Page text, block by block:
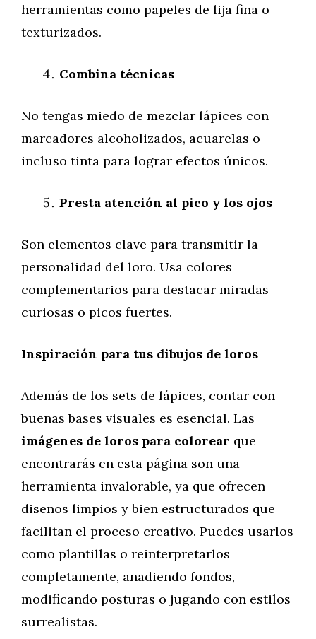
herramientas como papeles de lija fina o
texturizados.
Combina técnicas
No tengas miedo de mezclar lápices con
marcadores alcoholizados, acuarelas o
incluso tinta para lograr efectos únicos.
Presta atención al pico y los ojos
Son elementos clave para transmitir la
personalidad del loro. Usa colores
complementarios para destacar miradas
curiosas o picos fuertes.
Inspiración para tus dibujos de loros
Además de los sets de lápices, contar con
buenas bases visuales es esencial. Las
imágenes de loros para colorear que
encontrarás en esta página son una
herramienta invalorable, ya que ofrecen
diseños limpios y bien estructurados que
facilitan el proceso creativo. Puedes usarlos
como plantillas o reinterpretarlos
completamente, añadiendo fondos,
modificando posturas o jugando con estilos
surrealistas.